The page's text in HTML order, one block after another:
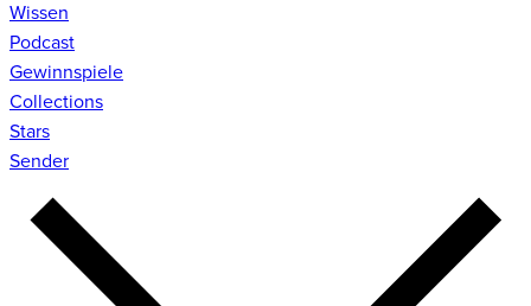
Wissen
Podcast
Gewinnspiele
Collections
Stars
Sender